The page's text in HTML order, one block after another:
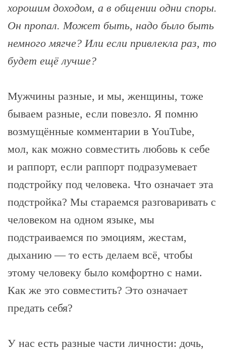
хорошим доходом, а в общении одни споры.
Он пропал. Может быть, надо было быть
немного мягче? Или если привлекла раз, то
будет ещё лучше?
Мужчины разные, и мы, женщины, тоже
бываем разные, если повезло. Я помню
возмущённые комментарии в YouTube,
мол, как можно совместить любовь к себе
и раппорт, если раппорт подразумевает
подстройку под человека. Что означает эта
подстройка? Мы стараемся разговаривать с
человеком на одном языке, мы
подстраиваемся по эмоциям, жестам,
дыханию — то есть делаем всё, чтобы
этому человеку было комфортно с нами.
Как же это совместить? Это означает
предать себя?
У нас есть разные части личности: дочь,